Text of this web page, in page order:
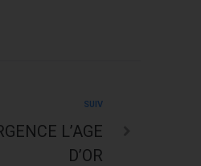
SUIV
L’AGE
D’OR